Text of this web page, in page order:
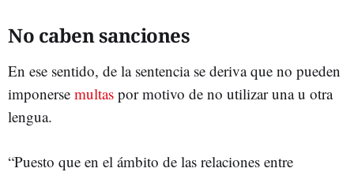
No caben sanciones
En ese sentido, de la sentencia se deriva que no pueden
imponerse multas por motivo de no utilizar una u otra
lengua.
“Puesto que en el ámbito de las relaciones entre